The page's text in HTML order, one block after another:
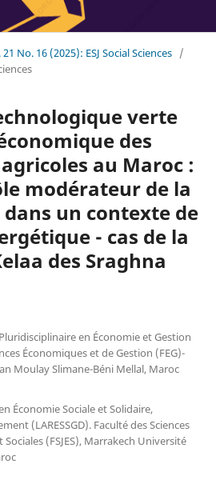
21 No. 16 (2025): ESJ Social Sciences /
verte
des
au Maroc :
modérateur de la
un contexte de
- cas de la
des Sraghna
en Économie et Gestion
Économiques et de Gestion (FEG)-
Moulay Slimane-Béni Mellal, Maroc
Économie Sociale et Solidaire,
(LARESSGD). Faculté des Sciences
(FSJES), Marrakech Université